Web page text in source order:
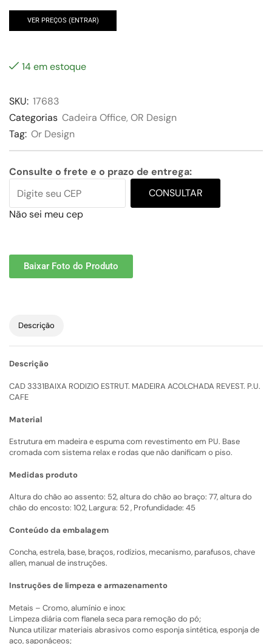
VER PREÇOS (ENTRAR)
14 em estoque
SKU: 17683
Categorias Cadeira Office, OR Design
Tag: Or Design
Consulte o frete e o prazo de entrega:
CONSULTAR
Não sei meu cep
Baixar Foto do Produto
Descrição
Descrição
CAD 3331BAIXA RODIZIO ESTRUT. MADEIRA ACOLCHADA REVEST. P.U.
CAFE
Material
Estrutura em madeira e espuma com revestimento em PU. Base
cromada com sistema relax e rodas que não danificam o piso.
Medidas produto
Altura do chão ao assento: 52, altura do chão ao braço: 77, altura do
chão do encosto: 102, Largura: 52 , Profundidade: 45
Conteúdo da embalagem
Concha, estrela, base, braços, rodízios, mecanismo, parafusos, chave
allen, manual de instruções.
Instruções de limpeza e armazenamento
Metais – Cromo, alumínio e inox:
Limpeza diária com flanela seca para remoção do pó;
Nunca utilizar materiais abrasivos como esponja sintética, esponja de
aço, saponáceos;